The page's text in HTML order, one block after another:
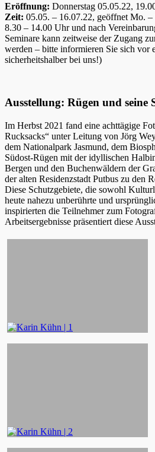
Eröffnung: Donnerstag 05.05.22,
Zeit: 05.05. – 16.07.22, geöffnet Mo.
8.30 – 14.00 Uhr und nach
Seminare kann zeitweise der Zugang
werden – bitte informieren Sie sich vor
sicherheitshalber bei uns!)
Ausstellung: Rügen und seine
Im Herbst 2021 fand eine achttägige
Rucksacks“ unter Leitung von Jörg
dem Nationalpark Jasmund, dem
Südost-Rügen mit der idyllischen
Bergen und den Buchenwäldern der
der alten Residenzstadt Putbus zu den
Diese Schutzgebiete, die sowohl
heute nahezu unberührte und
inspirierten die Teilnehmer zum
Arbeitsergebnisse präsentiert diese